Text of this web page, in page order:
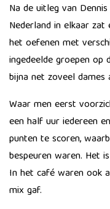
Na de uitleg van
Nederland in elkaar
het oefenen met
ingedeelde groepen
bijna net zoveel dames
Waar men eerst
een half uur iedereen
punten te scoren,
bespeuren waren. Het
In het café waren ook
mix gaf.